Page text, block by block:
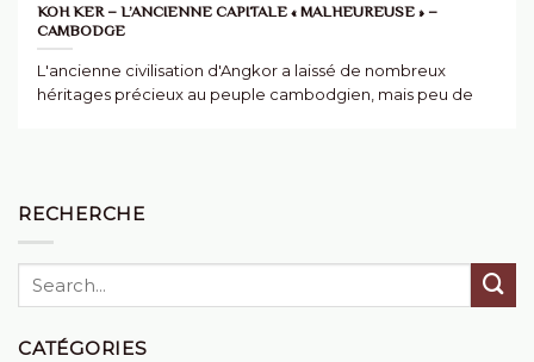
KOH KER – L’ANCIENNE CAPITALE « MALHEUREUSE » –
CAMBODGE
L'ancienne civilisation d'Angkor a laissé de nombreux
héritages précieux au peuple cambodgien, mais peu de
RECHERCHE
CATÉGORIES